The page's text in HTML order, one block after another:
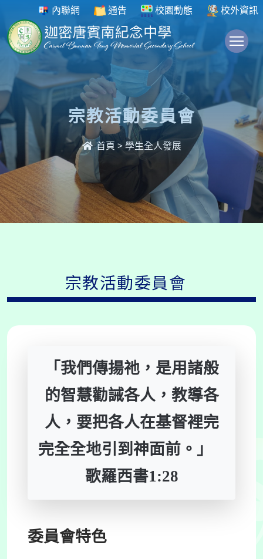
內聯網 通告 校園動態 校外資訊
宗教活動委員會
首頁 > 學生全人發展
宗教活動委員會
「我們傳揚祂，是用諸般
的智慧勸誡各人，教導各
人，要把各人在基督裡完
完全全地引到神面前。」
歌羅西書1:28
委員會特色